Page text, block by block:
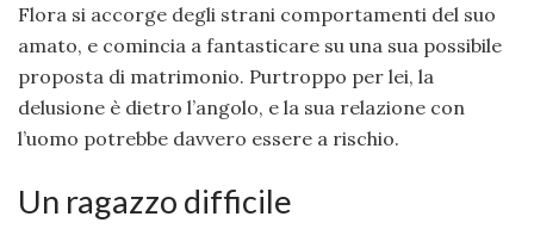
Flora si accorge degli strani comportamenti del suo
amato, e comincia a fantasticare su una sua possibile
proposta di matrimonio. Purtroppo per lei, la
delusione è dietro l’angolo, e la sua relazione con
l’uomo potrebbe davvero essere a rischio.
Un ragazzo difficile